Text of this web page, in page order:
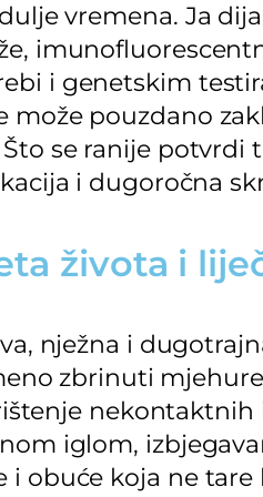
vremena. Ja
i genetskim
može pouzdano
se ranije potvrdi
i dugoročna
života i
nježna i
zbrinuti
iglom,
obuće koja ne tare